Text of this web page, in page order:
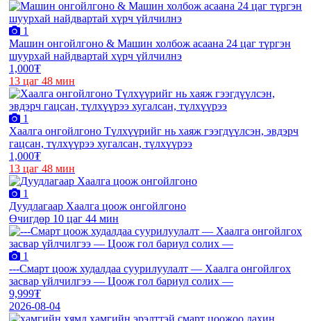
1
Машин онгойлгоно & Машин холбож асаана 24 цаг түргэн
шуурхай найдвартай хүрч үйлчилнэ
1,000₮
13 цаг 48 мин
1
Хаалга онгойлгоно Түлхүүрийг нь хаяж гээгдүүлсэн, эвдэрч
гацсан, түлхүүрээ хугалсан, түлхүүрээ
1,000₮
13 цаг 48 мин
1
Дуудлагаар Хаалга цоож онгойлгоно
Өчигдөр 10 цаг 44 мин
1
---Смарт цоож худалдаа суурилуулалт — Хаалга онгойлгох
засвар үйлчилгээ — Цоож гол бариул солих —
9,999₮
2026-08-04